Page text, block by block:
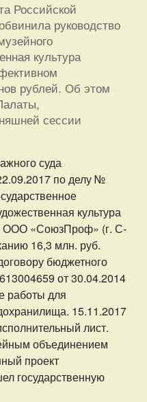
Российской
руководство
культура
рублей. Об этом
сессии
суда
по делу №
культура
ООО «СоюзПроф» (г. С-
16,3 млн. руб.
бюджетного
от 30.04.2014
работы для
15.11.2017
лист.
объединением
проект
государственную